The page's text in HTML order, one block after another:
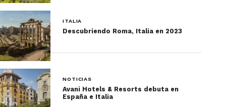
ITALIA
Descubriendo Roma, Italia en 2023
NOTICIAS
Avani Hotels & Resorts debuta en
España e Italia